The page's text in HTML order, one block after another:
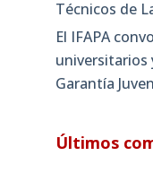
Técnicos de
El IFAPA
universitarios
Garantía
Últimos